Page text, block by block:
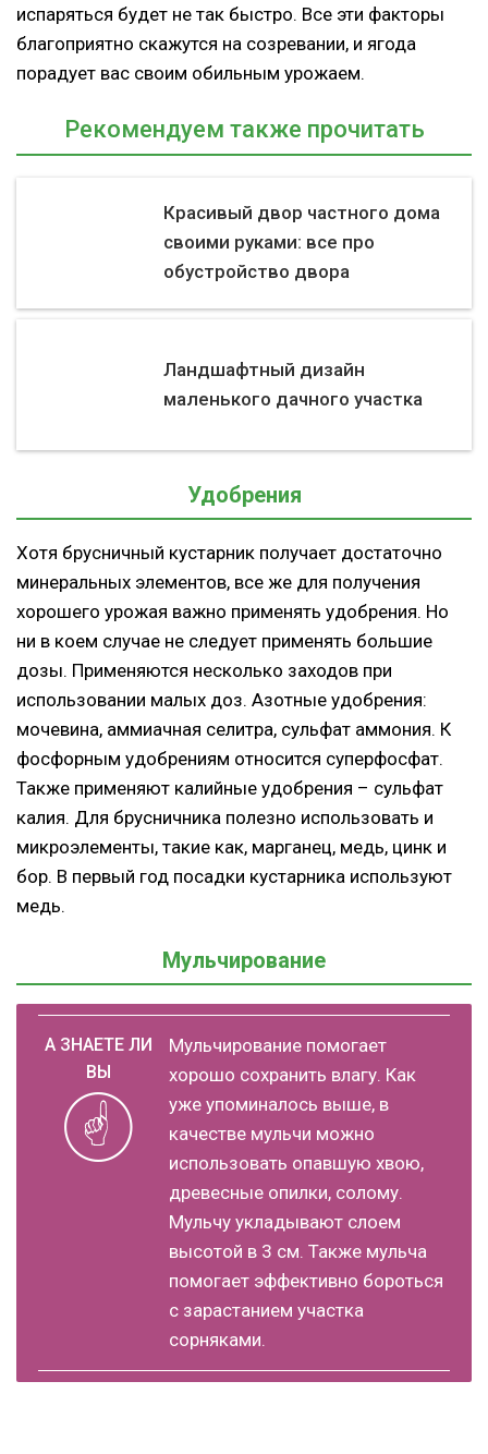
испаряться будет не так быстро. Все эти факторы
благоприятно скажутся на созревании, и ягода
порадует вас своим обильным урожаем.
Рекомендуем также прочитать
Красивый двор частного дома
своими руками: все про
обустройство двора
Ландшафтный дизайн
маленького дачного участка
Удобрения
Хотя брусничный кустарник получает достаточно
минеральных элементов, все же для получения
хорошего урожая важно применять удобрения. Но
ни в коем случае не следует применять большие
дозы. Применяются несколько заходов при
использовании малых доз. Азотные удобрения:
мочевина, аммиачная селитра, сульфат аммония. К
фосфорным удобрениям относится суперфосфат.
Также применяют калийные удобрения – сульфат
калия. Для брусничника полезно использовать и
микроэлементы, такие как, марганец, медь, цинк и
бор. В первый год посадки кустарника используют
медь.
Мульчирование
Мульчирование помогает
хорошо сохранить влагу. Как
уже упоминалось выше, в
качестве мульчи можно
использовать опавшую хвою,
древесные опилки, солому.
Мульчу укладывают слоем
высотой в 3 см. Также мульча
помогает эффективно бороться
с зарастанием участка
сорняками.